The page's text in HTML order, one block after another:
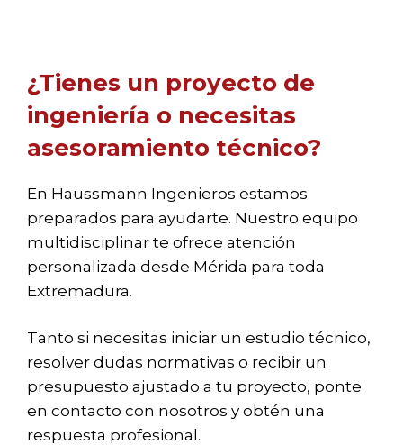
¿Tienes un proyecto de
ingeniería o necesitas
asesoramiento técnico?
En Haussmann Ingenieros estamos
preparados para ayudarte. Nuestro equipo
multidisciplinar te ofrece atención
personalizada desde Mérida para toda
Extremadura.
Tanto si necesitas iniciar un estudio técnico,
resolver dudas normativas o recibir un
presupuesto ajustado a tu proyecto, ponte
en contacto con nosotros y obtén una
respuesta profesional.